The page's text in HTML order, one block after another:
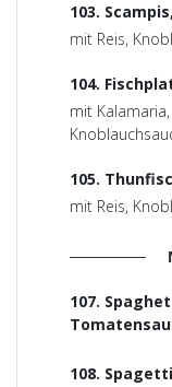
103.
mit Reis,
104.
mit
105.
mit Reis,
107.
108.